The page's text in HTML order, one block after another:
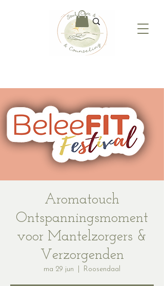
Aromatouch
Ontspanningsmoment
voor Mantelzorgers &
Verzorgenden
ma 29 jun Roosendaal